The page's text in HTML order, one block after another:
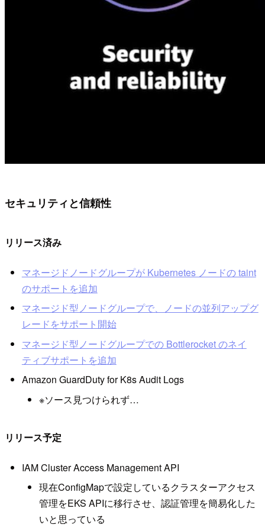
セキュリティと信頼性
リリース済み
マネージドノードグループが Kubernetes ノードの taint
のサポートを追加
マネージド型ノードグループで、ノードの並列アップグ
レードをサポート開始
マネージド型ノードグループでの Bottlerocket のネイ
ティブサポートを追加
Amazon GuardDuty for K8s Audit Logs
※ソース見つけられず…
リリース予定
IAM Cluster Access Management API
現在ConfigMapで設定しているクラスターアクセス
管理をEKS APIに移行させ、認証管理を簡易化した
いと思っている